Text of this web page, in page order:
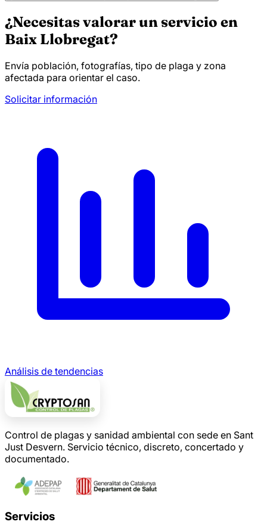
¿Necesitas valorar un servicio en
Baix Llobregat?
Envía población, fotografías, tipo de plaga y zona
afectada para orientar el caso.
Solicitar información
Análisis de tendencias
Control de plagas y sanidad ambiental con sede en Sant
Just Desvern. Servicio técnico, discreto, concertado y
documentado.
Servicios